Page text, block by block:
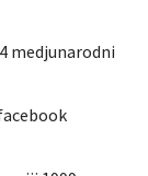
medjunarodni